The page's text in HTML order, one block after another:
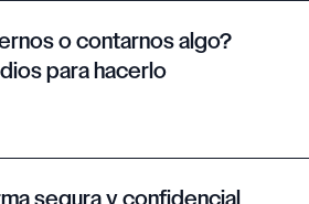
o contarnos algo?
para hacerlo